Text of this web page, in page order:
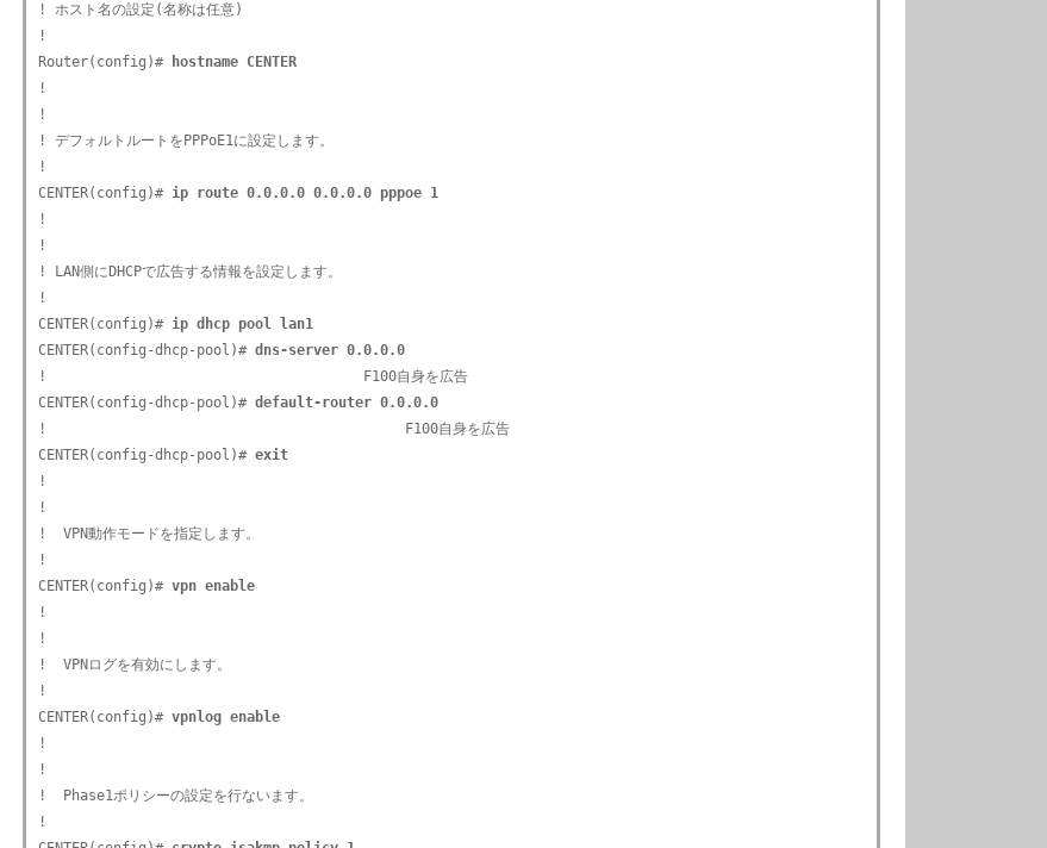
! ホスト名の設定(名称は任意)
!
Router(config)# hostname CENTER
!
!
! デフォルトルートをPPPoE1に設定します。
!
CENTER(config)# ip route 0.0.0.0 0.0.0.0 pppoe 1
!
!
! LAN側にDHCPで広告する情報を設定します。
!
CENTER(config)# ip dhcp pool lan1
CENTER(config-dhcp-pool)# dns-server 0.0.0.0
!                                      F100自身を広告
CENTER(config-dhcp-pool)# default-router 0.0.0.0
!                                           F100自身を広告
CENTER(config-dhcp-pool)# exit
!
!
!  VPN動作モードを指定します。
!
CENTER(config)# vpn enable
!
!
!  VPNログを有効にします。
!
CENTER(config)# vpnlog enable
!
!
!  Phase1ポリシーの設定を行ないます。
!